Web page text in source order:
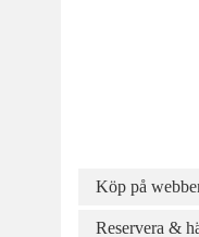
Köp på
Reservera &